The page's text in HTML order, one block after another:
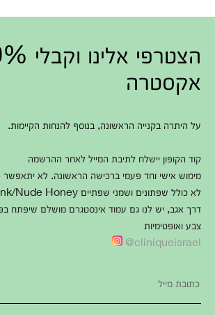
אקסטרה
על היתרה בקנייה הראשונה, בנוסף להנחות הקיימות.
קוד הקופון יישלח לתיבת המייל לאחר ההרשמה
מימוש אישי וחד פעמי ברכישה הראשונה. לא יתאפשר
לא כולל שפתונים ושמני שפתיים Black/Pink/Nude Honey
דרך אגב, יש לנו גם עמוד אינסטגרם מושלם שיפתח
צבע ואופטימיות
cliniqueisrael@